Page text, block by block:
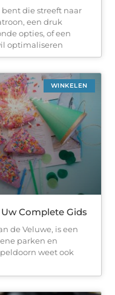
die streeft naar
een druk
opties, of een
optimaliseren
WINKELEN
Complete Gids
de Veluwe, is een
parken en
weet ook